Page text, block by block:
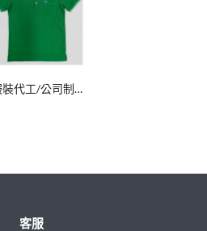
®班服制服王®(服裝代工/公司制服/團體服/活動衣物)
客服